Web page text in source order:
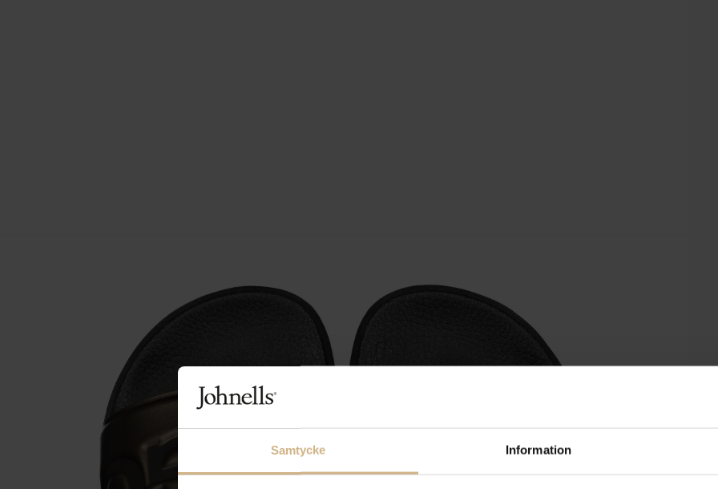
Samtycke Information